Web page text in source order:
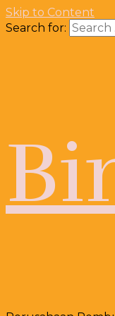
Skip to Content
Search for: